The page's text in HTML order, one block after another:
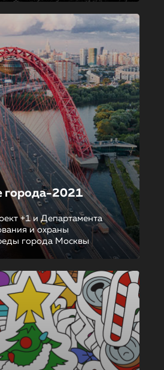
города-2021
+1 и Департамента
и охраны
города Москвы